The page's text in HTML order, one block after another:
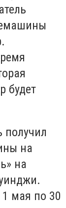
будет
на
на
мая по 30